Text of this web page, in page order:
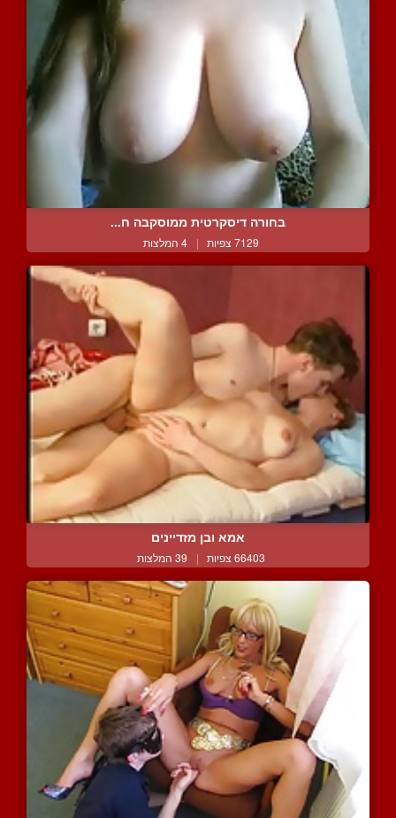
בחורה דיסקרטית ממוסקבה ח...
7129 צפיות | 4 המלצות
אמא ובן מזדיינים
66403 צפיות | 39 המלצות